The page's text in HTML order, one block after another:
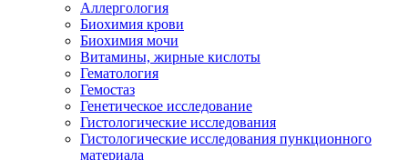
Аллергология
Биохимия крови
Биохимия мочи
Витамины, жирные кислоты
Гематология
Гемостаз
Генетическое исследование
Гистологические исследования
Гистологические исследования пункционного
материала